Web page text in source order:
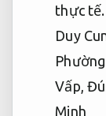
thực tế.
Duy
Vấp,
Minh